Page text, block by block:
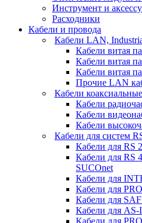
Инструмент и
Расходники
Кабели и провода
Кабели LAN,
Кабели витая
Кабели витая
Кабели витая
Прочие LAN
Кабели коаксиальные
Кабели
Кабели
Кабели
Кабели для систем
Кабели для RS
Кабели для RS
SUCOnet
Кабели для
Кабели для
Кабели для
Кабели для AS-
Кабели для